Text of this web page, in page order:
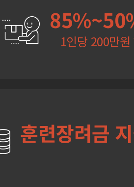
1인당 200만원
훈련장려금